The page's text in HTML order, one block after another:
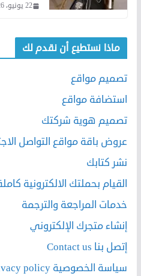
22 يونيو، 2026
ماذا نستطيع أن نقدم لك
تصميم مواقع
استضافة مواقع
تصميم هوية شركتك
عروض باقة مواقع التواصل
نشر كتابك
القيام بحملتك الالكترونية
خدمات المراجعة والترجمة
إنشاء متجرك الإلكتروني
إتصل بنا Contact us
سياسة الخصوصية Privacy policy